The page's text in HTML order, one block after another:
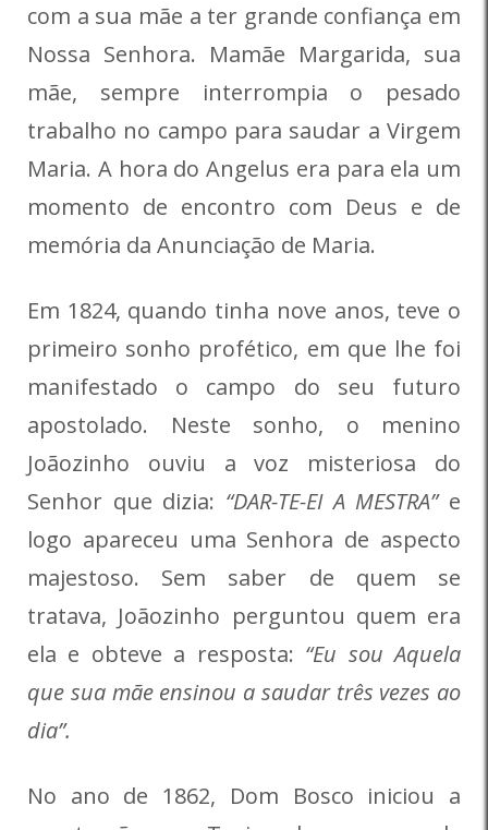
com a sua mãe a ter grande confiança em
Nossa Senhora. Mamãe Margarida, sua
mãe, sempre interrompia o pesado
trabalho no campo para saudar a Virgem
Maria. A hora do Angelus era para ela um
momento de encontro com Deus e de
memória da Anunciação de Maria.
Em 1824, quando tinha nove anos, teve o
primeiro sonho profético, em que lhe foi
manifestado o campo do seu futuro
apostolado. Neste sonho, o menino
Joãozinho ouviu a voz misteriosa do
Senhor que dizia: “DAR-TE-EI A MESTRA” e
logo apareceu uma Senhora de aspecto
majestoso. Sem saber de quem se
tratava, Joãozinho perguntou quem era
ela e obteve a resposta: “Eu sou Aquela
que sua mãe ensinou a saudar três vezes ao
dia”.
No ano de 1862, Dom Bosco iniciou a